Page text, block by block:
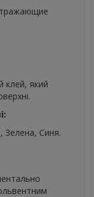
клей, який
Зелена, Синя.